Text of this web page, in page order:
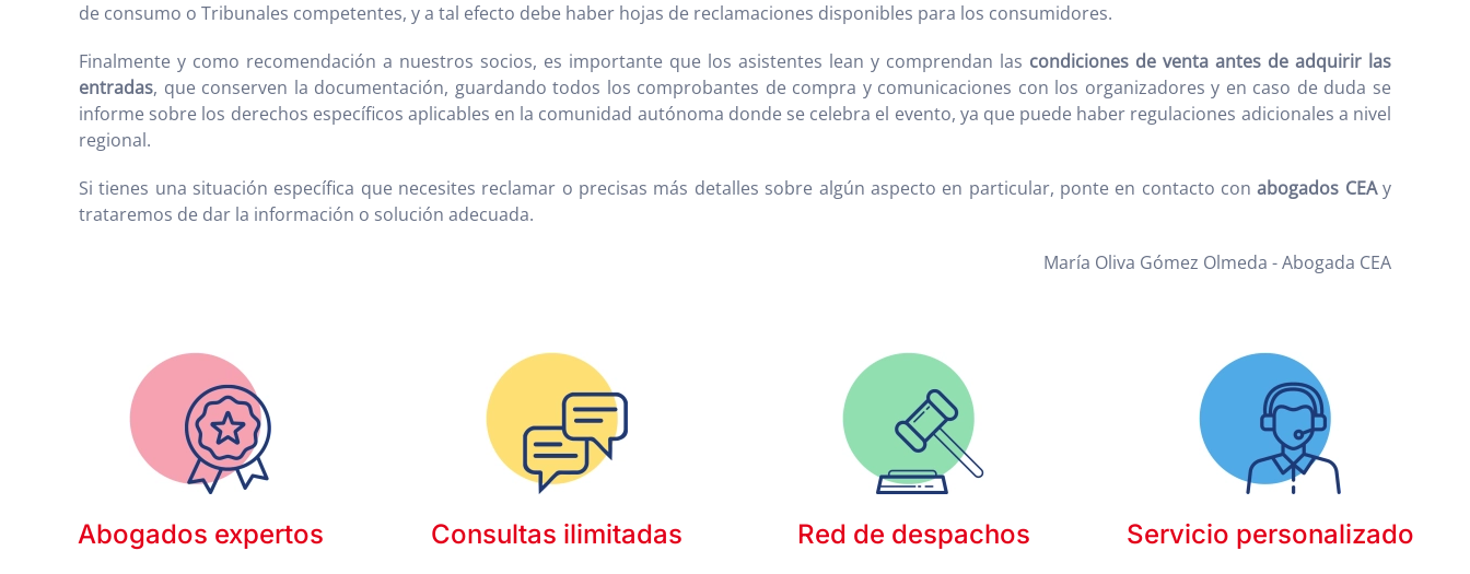
de consumo o Tribunales competentes, y a tal efecto debe haber hojas de reclamaciones disponibles para los consumidores.
Finalmente y como recomendación a nuestros socios, es importante que los asistentes lean y comprendan las condiciones de venta antes de adquirir las
entradas, que conserven la documentación, guardando todos los comprobantes de compra y comunicaciones con los organizadores y en caso de duda se
informe sobre los derechos específicos aplicables en la comunidad autónoma donde se celebra el evento, ya que puede haber regulaciones adicionales a nivel
regional.
Si tienes una situación específica que necesites reclamar o precisas más detalles sobre algún aspecto en particular, ponte en contacto conabogados CEAy
trataremos de dar la información o solución adecuada.
María Oliva Gómez Olmeda - Abogada CEA
Abogados expertos Consultas ilimitadas Red de despachos Servicio personalizado